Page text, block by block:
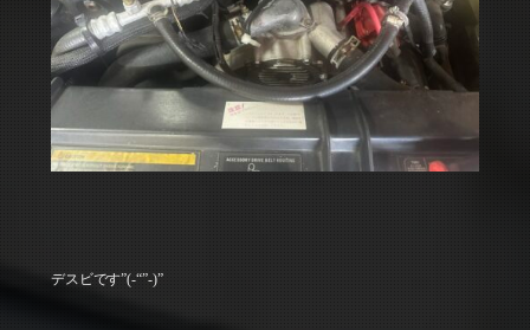
デスビです”(-“”-)”